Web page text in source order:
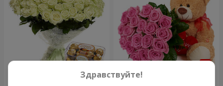
Мишка с букетом
Здравствуйте!